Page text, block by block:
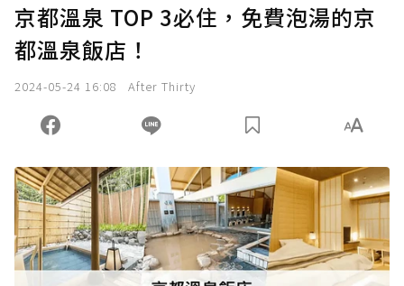
京都溫泉 TOP 3必住，免費泡湯的京
都溫泉飯店！
2024-05-24 16:08 After Thirty